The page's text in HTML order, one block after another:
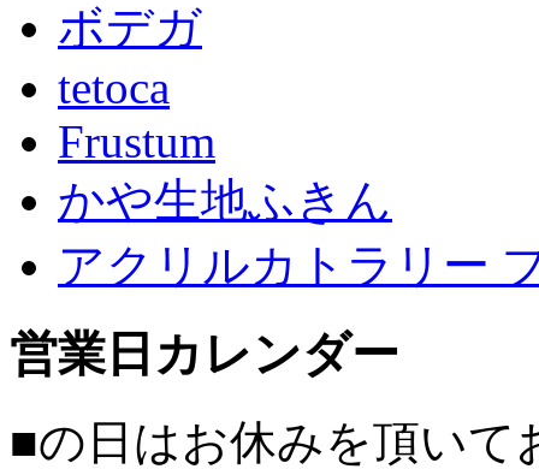
ボデガ
tetoca
Frustum
かや生地ふきん
アクリルカトラリー
営業日カレンダー
■の日はお休みを頂いて